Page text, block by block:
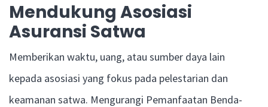
Mendukung Asosiasi
Asuransi Satwa
Memberikan waktu, uang, atau sumber daya lain
kepada asosiasi yang fokus pada pelestarian dan
keamanan satwa. Mengurangi Pemanfaatan Benda-